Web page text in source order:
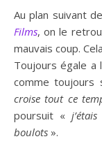
Au plan suivant
Films, on le
mauvais coup.
Toujours égale a
comme toujours
croise tout ce
poursuit «
boulots ».